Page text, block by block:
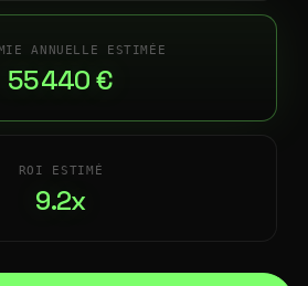
ANNUELLE ESTIMÉE
55 440 €
ROI ESTIMÉ
9.2x